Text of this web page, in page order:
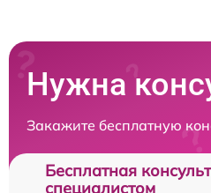
Нужна
Закажите бесплатную
Бесплатная
специалистом